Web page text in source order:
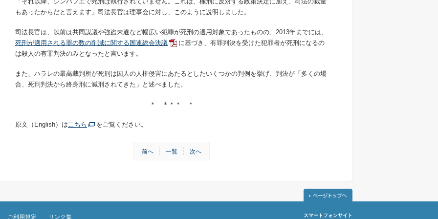
もあったからだと言えます」司法長官は理事会に対し、このように説明しました。
司法長官は、以前は共同謀議や強盗未遂など幅広い犯罪が死刑の適用対象であったものの、 2013年までには、
死刑が適用される罪の数の削減に関する国連総会決議
に基づき、有罪判決を受けた犯罪者が死刑になるの
は殺人の有罪判決のみとなったと言います。
また、ハラレの最高裁判所が死刑は囚人の人権侵害にあたるとしたいくつかの判例を挙げ、判決が「多くの場
合、死刑判決から終身刑に減刑されてきた」と述べました。
＊ ＊＊＊ ＊
原文（English）はこちら をご覧ください。
前へ 一覧 次へ
ご利用規定 リンク集 スマートフォンサイト